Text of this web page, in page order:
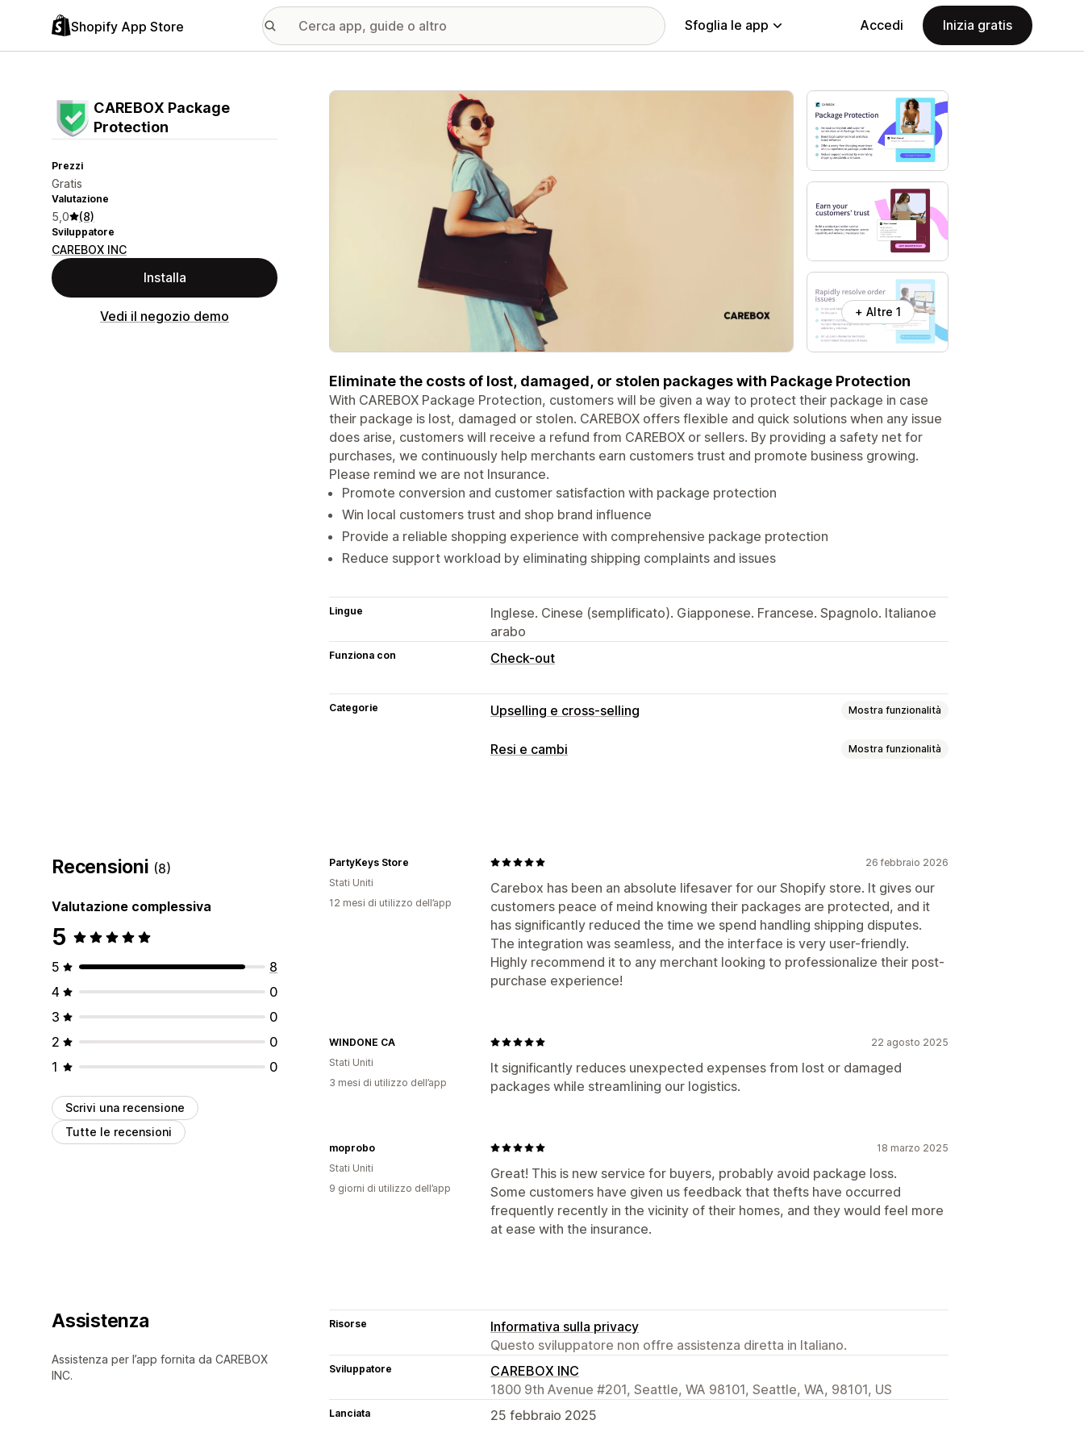
Shopify App Store Sfoglia le app Accedi Inizia gratis
CAREBOX Package
Protection
Prezzi
Gratis
Valutazione
5,0 (8)
Sviluppatore
CAREBOX INC
Installa
Vedi il negozio demo
Galleria immagini in evidenza
+ Altre 1
Eliminate the costs of lost, damaged, or stolen packages with Package Protection
With CAREBOX Package Protection, customers will be given a way to protect their package in case
their package is lost, damaged or stolen. CAREBOX offers flexible and quick solutions when any issue
does arise, customers will receive a refund from CAREBOX or sellers. By providing a safety net for
purchases, we continuously help merchants earn customers trust and promote business growing.
Please remind we are not Insurance.
Promote conversion and customer satisfaction with package protection
Win local customers trust and shop brand influence
Provide a reliable shopping experience with comprehensive package protection
Reduce support workload by eliminating shipping complaints and issues
Lingue
Inglese. Cinese (semplificato). Giapponese. Francese. Spagnolo. Italianoe
arabo
Funziona con Check-out
Categorie Upselling e cross-selling Mostra funzionalità
Personalizzazione
Resi e cambi Mostra funzionalità
Gestione dei rimborsi
Recensioni (8)
Valutazione complessiva
5
5
8
4
0
3
0
2
0
1
0
Scrivi una recensione
Tutte le recensioni
26 febbraio 2026
Carebox has been an absolute lifesaver for our Shopify store. It gives our
customers peace of meind knowing their packages are protected, and it
has significantly reduced the time we spend handling shipping disputes.
The integration was seamless, and the interface is very user-friendly.
Highly recommend it to any merchant looking to professionalize their post-
purchase experience!
PartyKeys Store
Stati Uniti
12 mesi di utilizzo dell’app
22 agosto 2025
It significantly reduces unexpected expenses from lost or damaged
packages while streamlining our logistics.
WINDONE CA
Stati Uniti
3 mesi di utilizzo dell’app
18 marzo 2025
Great! This is new service for buyers, probably avoid package loss.
Some customers have given us feedback that thefts have occurred
frequently recently in the vicinity of their homes, and they would feel more
at ease with the insurance.
moprobo
Stati Uniti
9 giorni di utilizzo dell’app
Assistenza
Assistenza per l’app fornita da CAREBOX
INC.
Risorse
Informativa sulla privacy
Questo sviluppatore non offre assistenza diretta in Italiano.
Sviluppatore
CAREBOX INC
1800 9th Avenue #201, Seattle, WA 98101, Seattle, WA, 98101, US
Lanciata 25 febbraio 2025